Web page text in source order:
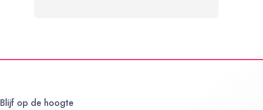
Blijf op de hoogte